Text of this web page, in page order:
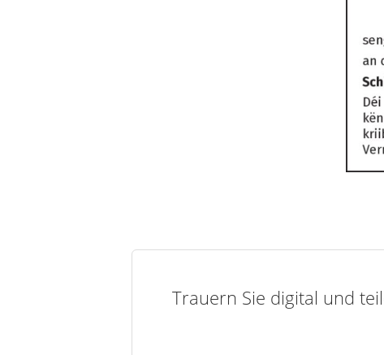
Trauern Sie digital und